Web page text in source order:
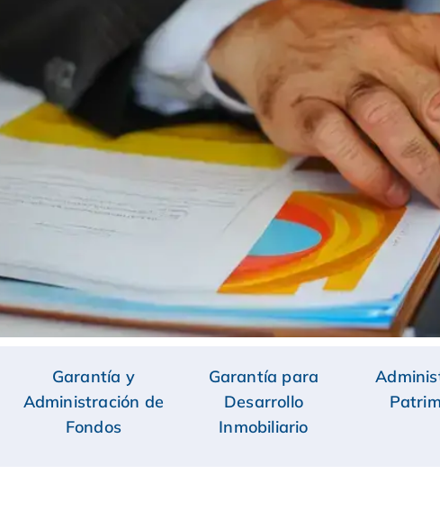
Garantía y
Administración de
Fondos
Garantía para
Desarrollo
Inmobiliario